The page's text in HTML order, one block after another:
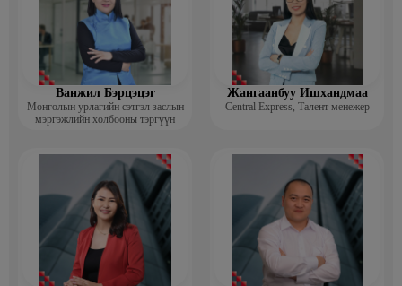
Ванжил Бэрцэцэг
Монголын урлагийн сэтгэл заслын
мэргэжлийн холбооны тэргүүн
Жангаанбуу Ишхандмаа
Central Express, Талент менежер